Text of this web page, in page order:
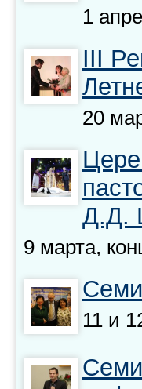
1
III
20
Д.Д.
9 марта,
11 и